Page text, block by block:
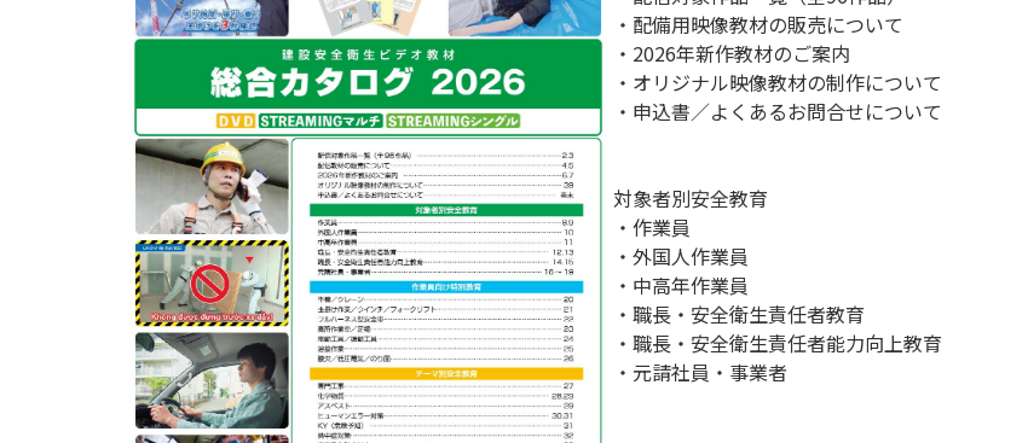
・配備用映像教材の販売について
・2026年新作教材のご案内
・オリジナル映像教材の制作について
・申込書／よくあるお問合せについて
対象者別安全教育
・作業員
・外国人作業員
・中高年作業員
・職長・安全衛生責任者教育
・職長・安全衛生責任者能力向上教育
・元請社員・事業者